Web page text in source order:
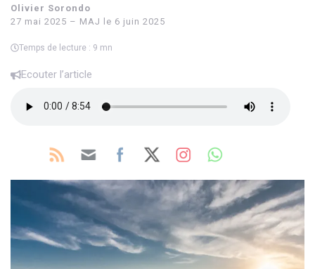
Olivier Sorondo
27 mai 2025 – MAJ le 6 juin 2025
Temps de lecture : 9 mn
Ecouter l’article